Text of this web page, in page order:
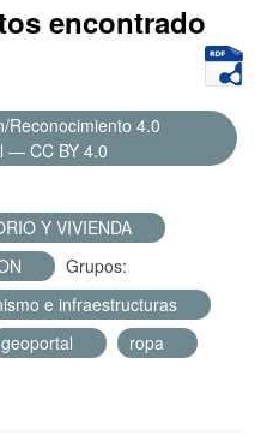
encontrado
Reconocimiento 4.0
— CC BY 4.0
Y VIVIENDA
Grupos:
e infraestructuras
geoportal
ropa